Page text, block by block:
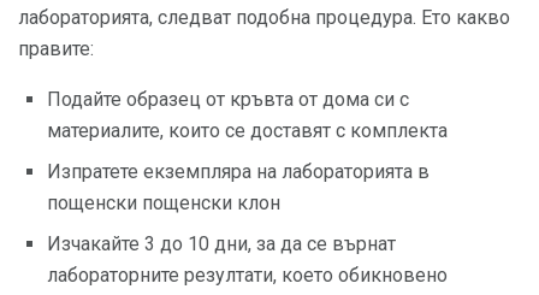
лабораторията, следват подобна процедура. Ето какво
правите:
Подайте образец от кръвта от дома си с
материалите, които се доставят с комплекта
Изпратете екземпляра на лабораторията в
пощенски пощенски клон
Изчакайте 3 до 10 дни, за да се върнат
лабораторните резултати, което обикновено